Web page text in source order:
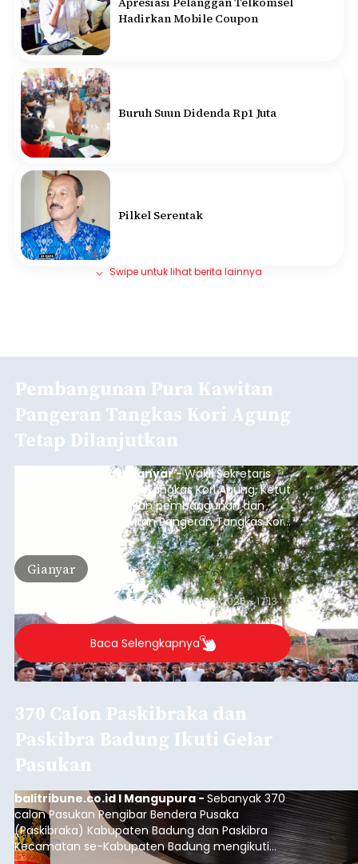
Hadirkan Mobile Coupon
Buruh Suun Didenda Rp1 Juta
Pilkel Serentak
Swipe untuk lihat berita lainnya
Pembangunan Pura Kawitan
Pangeran Tangkas Kori Agung
Tetap Dilanjutkan
balitribune.co.id I Gianyar -Wakil Sekretaris
Pratisentana Pangeran Tangkas Kori Agung, Ketut
Sudarsana, menegaskan pembangunan dan
pemugaran Pura Kawitan Pangeran Tangkas Kori
Agung tetap dilanjutkan.
Gianyar
contributoronSun, 08/09/2026 - 17:13
Baca Selengkapnya
370 Calon Paskibraka dan
Paskibra Badung Ikuti Gelar
Pasukan
balitribune.co.id I Mangupura - Sebanyak 370
calon Pasukan Pengibar Bendera Pusaka
(Paskibraka) Kabupaten Badung dan Paskibra
Kecamatan se-Kabupaten Badung mengikuti